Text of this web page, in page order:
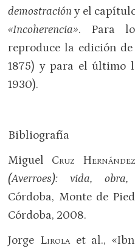
demostración y el
«Incoherencia». Para
reproduce la edición
1875) y para el último
1930).
Bibliografía
Miguel Cruz Hernández
(Averroes): vida, obra,
Córdoba, Monte de
Córdoba, 2008.
Jorge Lirolaet al.,